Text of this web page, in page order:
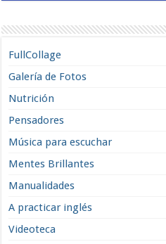
FullCollage
Galería de Fotos
Nutrición
Pensadores
Música para escuchar
Mentes Brillantes
Manualidades
A practicar inglés
Videoteca